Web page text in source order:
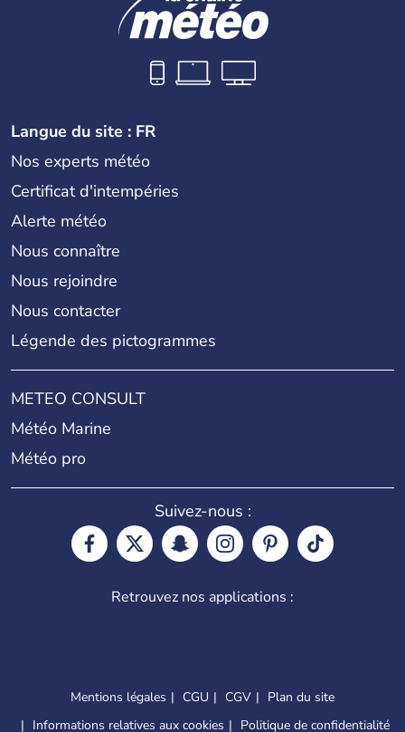
Langue du site : FR
Nos experts météo
Certificat d'intempéries
Alerte météo
Nous connaître
Nous rejoindre
Nous contacter
Légende des pictogrammes
METEO CONSULT
Météo Marine
Météo pro
Suivez-nous :
Retrouvez nos applications :
Mentions légales CGU CGV
Plan du site
Informations relatives aux cookies
Politique de confidentialité